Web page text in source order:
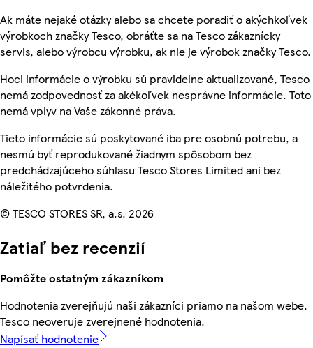
Ak máte nejaké otázky alebo sa chcete poradiť o akýchkoľvek
výrobkoch značky Tesco, obráťte sa na Tesco zákaznícky
servis, alebo výrobcu výrobku, ak nie je výrobok značky Tesco.
Hoci informácie o výrobku sú pravidelne aktualizované, Tesco
nemá zodpovednosť za akékoľvek nesprávne informácie. Toto
nemá vplyv na Vaše zákonné práva.
Tieto informácie sú poskytované iba pre osobnú potrebu, a
nesmú byť reprodukované žiadnym spôsobom bez
predchádzajúceho súhlasu Tesco Stores Limited ani bez
náležitého potvrdenia.
© TESCO STORES SR, a.s. 2026
Zatiaľ bez recenzií
Pomôžte ostatným zákazníkom
Hodnotenia zverejňujú naši zákazníci priamo na našom webe.
Tesco neoveruje zverejnené hodnotenia.
Napísať hodnotenie